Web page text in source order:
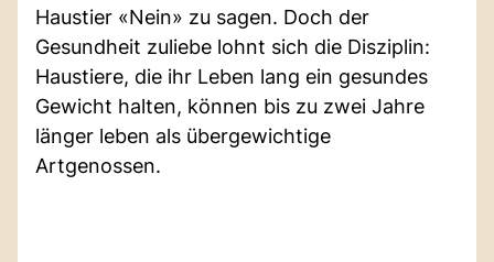
Haustier «Nein» zu sagen. Doch der
Gesundheit zuliebe lohnt sich die Disziplin:
Haustiere, die ihr Leben lang ein gesundes
Gewicht halten, können bis zu zwei Jahre
länger leben als übergewichtige
Artgenossen.